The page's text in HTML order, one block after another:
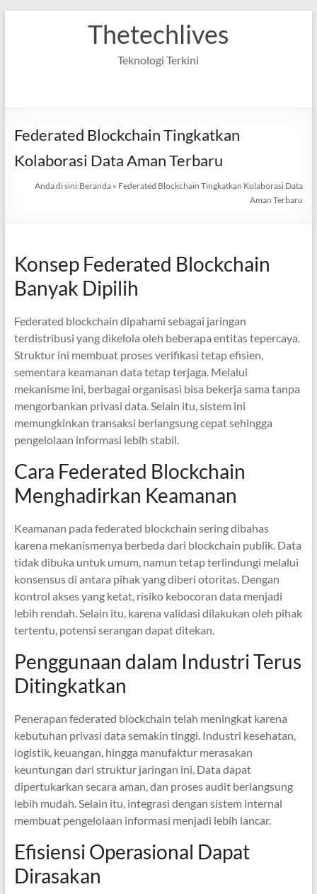
Thetechlives
Teknologi Terkini
Federated Blockchain Tingkatkan
Kolaborasi Data Aman Terbaru
Anda di sini:Beranda » Federated Blockchain Tingkatkan Kolaborasi Data
Aman Terbaru
Konsep Federated Blockchain
Banyak Dipilih
Federated blockchain dipahami sebagai jaringan
terdistribusi yang dikelola oleh beberapa entitas tepercaya.
Struktur ini membuat proses verifikasi tetap efisien,
sementara keamanan data tetap terjaga. Melalui
mekanisme ini, berbagai organisasi bisa bekerja sama tanpa
mengorbankan privasi data. Selain itu, sistem ini
memungkinkan transaksi berlangsung cepat sehingga
pengelolaan informasi lebih stabil.
Cara Federated Blockchain
Menghadirkan Keamanan
Keamanan pada federated blockchain sering dibahas
karena mekanismenya berbeda dari blockchain publik. Data
tidak dibuka untuk umum, namun tetap terlindungi melalui
konsensus di antara pihak yang diberi otoritas. Dengan
kontrol akses yang ketat, risiko kebocoran data menjadi
lebih rendah. Selain itu, karena validasi dilakukan oleh pihak
tertentu, potensi serangan dapat ditekan.
Penggunaan dalam Industri Terus
Ditingkatkan
Penerapan federated blockchain telah meningkat karena
kebutuhan privasi data semakin tinggi. Industri kesehatan,
logistik, keuangan, hingga manufaktur merasakan
keuntungan dari struktur jaringan ini. Data dapat
dipertukarkan secara aman, dan proses audit berlangsung
lebih mudah. Selain itu, integrasi dengan sistem internal
membuat pengelolaan informasi menjadi lebih lancar.
Efisiensi Operasional Dapat
Dirasakan